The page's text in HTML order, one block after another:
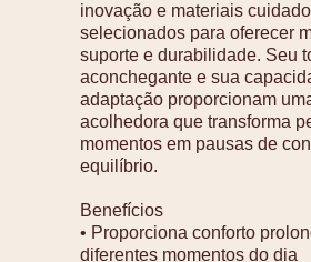
inovação e materiais
selecionados para oferecer
suporte e durabilidade. Seu
aconchegante e sua
adaptação proporcionam
acolhedora que transforma
momentos em pausas de
equilíbrio.
Benefícios
• Proporciona conforto
diferentes momentos do dia